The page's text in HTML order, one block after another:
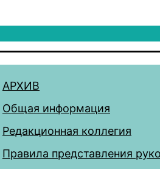
АРХИВ
Общая информация
Редакционная коллегия
Правила представления